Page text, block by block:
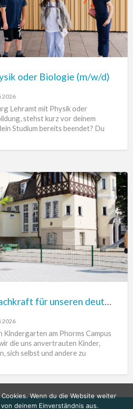
oder Biologie (m/w/d)
2026
Lehramt mit Physik oder
stehst kurz vor deinem
Studium bereits beendet? Du
Pädagogische Fachkraft für unseren deutsch-englischen Kindergarten im Herzen von München gesucht
2026
Kindergarten am Phorms Campus
die uns anvertrauten Kinder,
sich selbst und andere zu
Wenn du die Website weiter
deinem Einverständnis aus.